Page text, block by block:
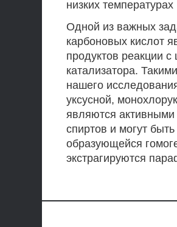
низких
Одной из важных
карбоновых кислот
продуктов реакции
катализатора.
нашего
уксусной,
являются
спиртов и могут
образующейся
экстрагируются